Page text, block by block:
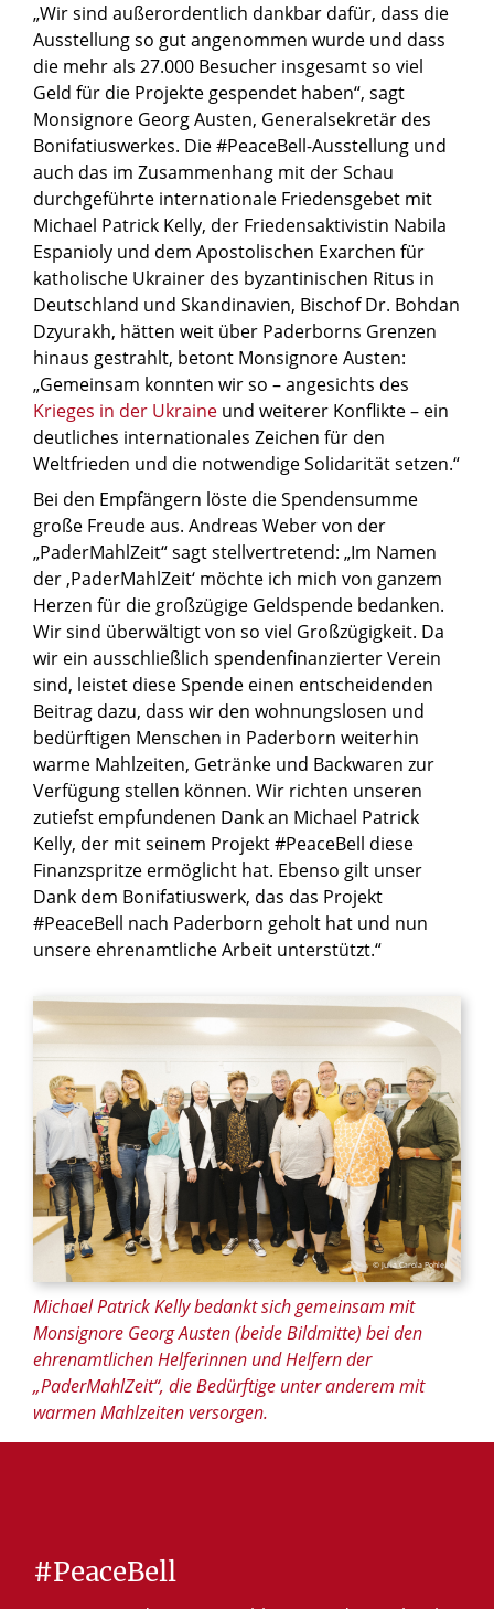
© Julia Carola Pohle
Michael Patrick Kelly bedankt sich gemeinsam mit
Monsignore Georg Austen (beide Bildmitte) bei den
ehrenamtlichen Helferinnen und Helfern der
„PaderMahlZeit“, die Bedürftige unter anderem mit
warmen Mahlzeiten versorgen.
„Wir sind außerordentlich dankbar dafür, dass die
Ausstellung so gut angenommen wurde und dass
die mehr als 27.000 Besucher insgesamt so viel
Geld für die Projekte gespendet haben“, sagt
Monsignore Georg Austen, Generalsekretär des
Bonifatiuswerkes. Die #PeaceBell-Ausstellung und
auch das im Zusammenhang mit der Schau
durchgeführte internationale Friedensgebet mit
Michael Patrick Kelly, der Friedensaktivistin Nabila
Espanioly und dem Apostolischen Exarchen für
katholische Ukrainer des byzantinischen Ritus in
Deutschland und Skandinavien, Bischof Dr. Bohdan
Dzyurakh, hätten weit über Paderborns Grenzen
hinaus gestrahlt, betont Monsignore Austen:
„Gemeinsam konnten wir so – angesichts des
Krieges in der Ukraine und weiterer Konflikte – ein
deutliches internationales Zeichen für den
Weltfrieden und die notwendige Solidarität setzen.“
Bei den Empfängern löste die Spendensumme
große Freude aus. Andreas Weber von der
„PaderMahlZeit“ sagt stellvertretend: „Im Namen
der ‚PaderMahlZeit‘ möchte ich mich von ganzem
Herzen für die großzügige Geldspende bedanken.
Wir sind überwältigt von so viel Großzügigkeit. Da
wir ein ausschließlich spendenfinanzierter Verein
sind, leistet diese Spende einen entscheidenden
Beitrag dazu, dass wir den wohnungslosen und
bedürftigen Menschen in Paderborn weiterhin
warme Mahlzeiten, Getränke und Backwaren zur
Verfügung stellen können. Wir richten unseren
zutiefst empfundenen Dank an Michael Patrick
Kelly, der mit seinem Projekt #PeaceBell diese
Finanzspritze ermöglicht hat. Ebenso gilt unser
Dank dem Bonifatiuswerk, das das Projekt
#PeaceBell nach Paderborn geholt hat und nun
unsere ehrenamtliche Arbeit unterstützt.“
#PeaceBell